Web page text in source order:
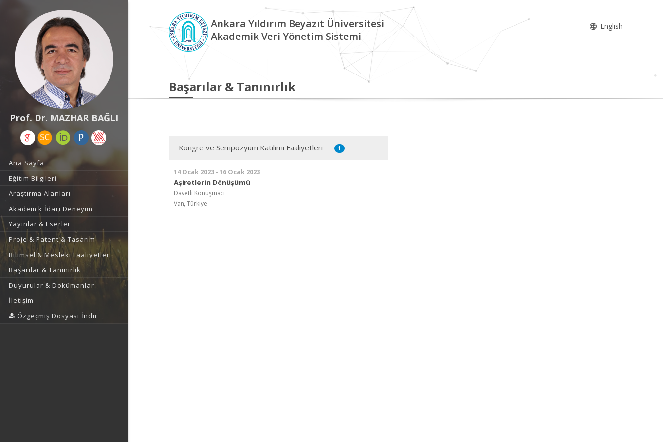
Prof. Dr. MAZHAR BAĞLI
Ana Sayfa
Eğitim Bilgileri
Araştırma Alanları
Akademik İdari Deneyim
Yayınlar & Eserler
Proje & Patent & Tasarım
Bilimsel & Mesleki Faaliyetler
Başarılar & Tanınırlık
Duyurular & Dokümanlar
İletişim
Özgeçmiş Dosyası İndir
Ankara Yıldırım Beyazıt Üniversitesi
Akademik Veri Yönetim Sistemi
English
Başarılar & Tanınırlık
Kongre ve Sempozyum Katılımı Faaliyetleri 1
14 Ocak 2023 - 16 Ocak 2023
Aşiretlerin Dönüşümü
Davetli Konuşmacı
Van, Türkiye